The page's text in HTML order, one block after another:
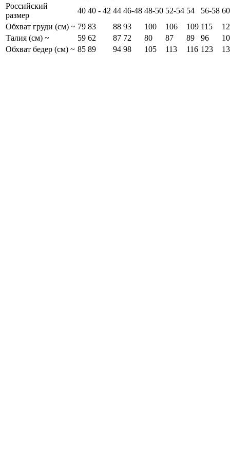
Российский
размер
40 40 - 42 44 46-48 48-50 52-54 54 56-58
Обхват груди (см) ~ 79 83 88 93 100 106 109 115
Талия (см) ~
59 62 87 72 80 87 89 96
Обхват бедер (см) ~ 85 89 94 98 105 113 116 123